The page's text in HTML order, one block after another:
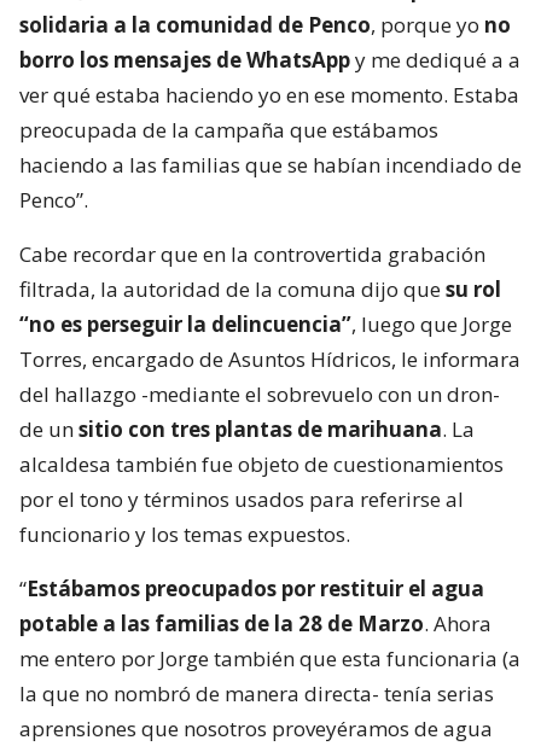
solidaria a la comunidad de Penco, porque yo no
borro los mensajes de WhatsAppy me dediqué a a
ver qué estaba haciendo yo en ese momento. Estaba
preocupada de la campaña que estábamos
haciendo a las familias que se habían incendiado de
Penco”.
Cabe recordar que en la controvertida grabación
filtrada, la autoridad de la comuna dijo quesu rol
“no es perseguir la delincuencia”, luego que Jorge
Torres, encargado de Asuntos Hídricos, le informara
del hallazgo -mediante el sobrevuelo con un dron-
de unsitio con tres plantas de marihuana. La
alcaldesa también fue objeto de cuestionamientos
por el tono y términos usados para referirse al
funcionario y los temas expuestos.
“Estábamos preocupados por restituir el agua
potable a las familias de la 28 de Marzo. Ahora
me entero por Jorge también que esta funcionaria (a
la que no nombró de manera directa- tenía serias
aprensiones que nosotros proveyéramos de agua